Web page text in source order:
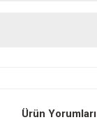
Ürün Yorumları